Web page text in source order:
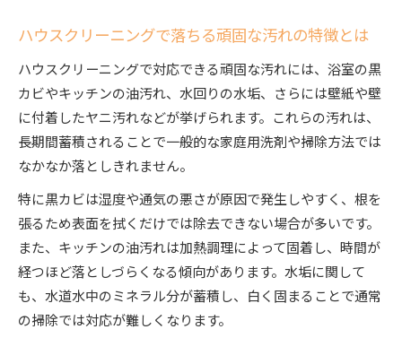
決
素材別に異なるハウスクリーニングの掃除法
汚れの種類ごとに適したクリーニング方法とは
落ちにくい汚れを防ぐ日常の工夫とポイント
頻度やタイミングを意識したハウスクリーニン
グ活用術
汚れの種類別に見る清掃の差とは
水垢やカビなど汚れの種類をハウスクリーニン
グで分析
エアコンや水回りの汚れ対策に役立つ掃除法
キッチンや床にも強いハウスクリーニングの対
応力
ハウスクリーニングで落ちる頑固な汚れの特徴とは
ハウスクリーニングで対応できる頑固な汚れには、浴室の黒
カビやキッチンの油汚れ、水回りの水垢、さらには壁紙や壁
に付着したヤニ汚れなどが挙げられます。これらの汚れは、
長期間蓄積されることで一般的な家庭用洗剤や掃除方法では
なかなか落としきれません。
特に黒カビは湿度や通気の悪さが原因で発生しやすく、根を
張るため表面を拭くだけでは除去できない場合が多いです。
また、キッチンの油汚れは加熱調理によって固着し、時間が
経つほど落としづらくなる傾向があります。水垢に関して
も、水道水中のミネラル分が蓄積し、白く固まることで通常
の掃除では対応が難しくなります。